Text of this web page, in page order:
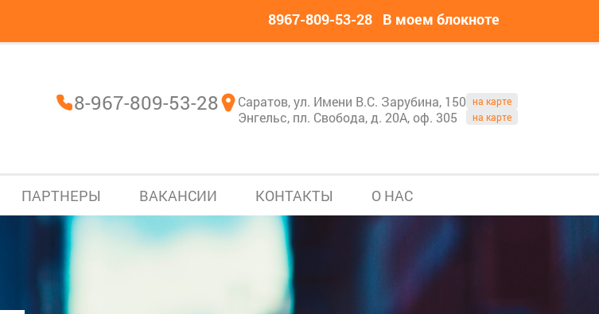
8967-809-53-28 В моем блокноте
8-967-809-53-28 Саратов, ул. Имени В.С. Зарубина, 150 на карте
Энгельс, пл. Свобода, д. 20А, оф. 305 на карте
ПАРТНЕРЫ ВАКАНСИИ КОНТАКТЫ О НАС